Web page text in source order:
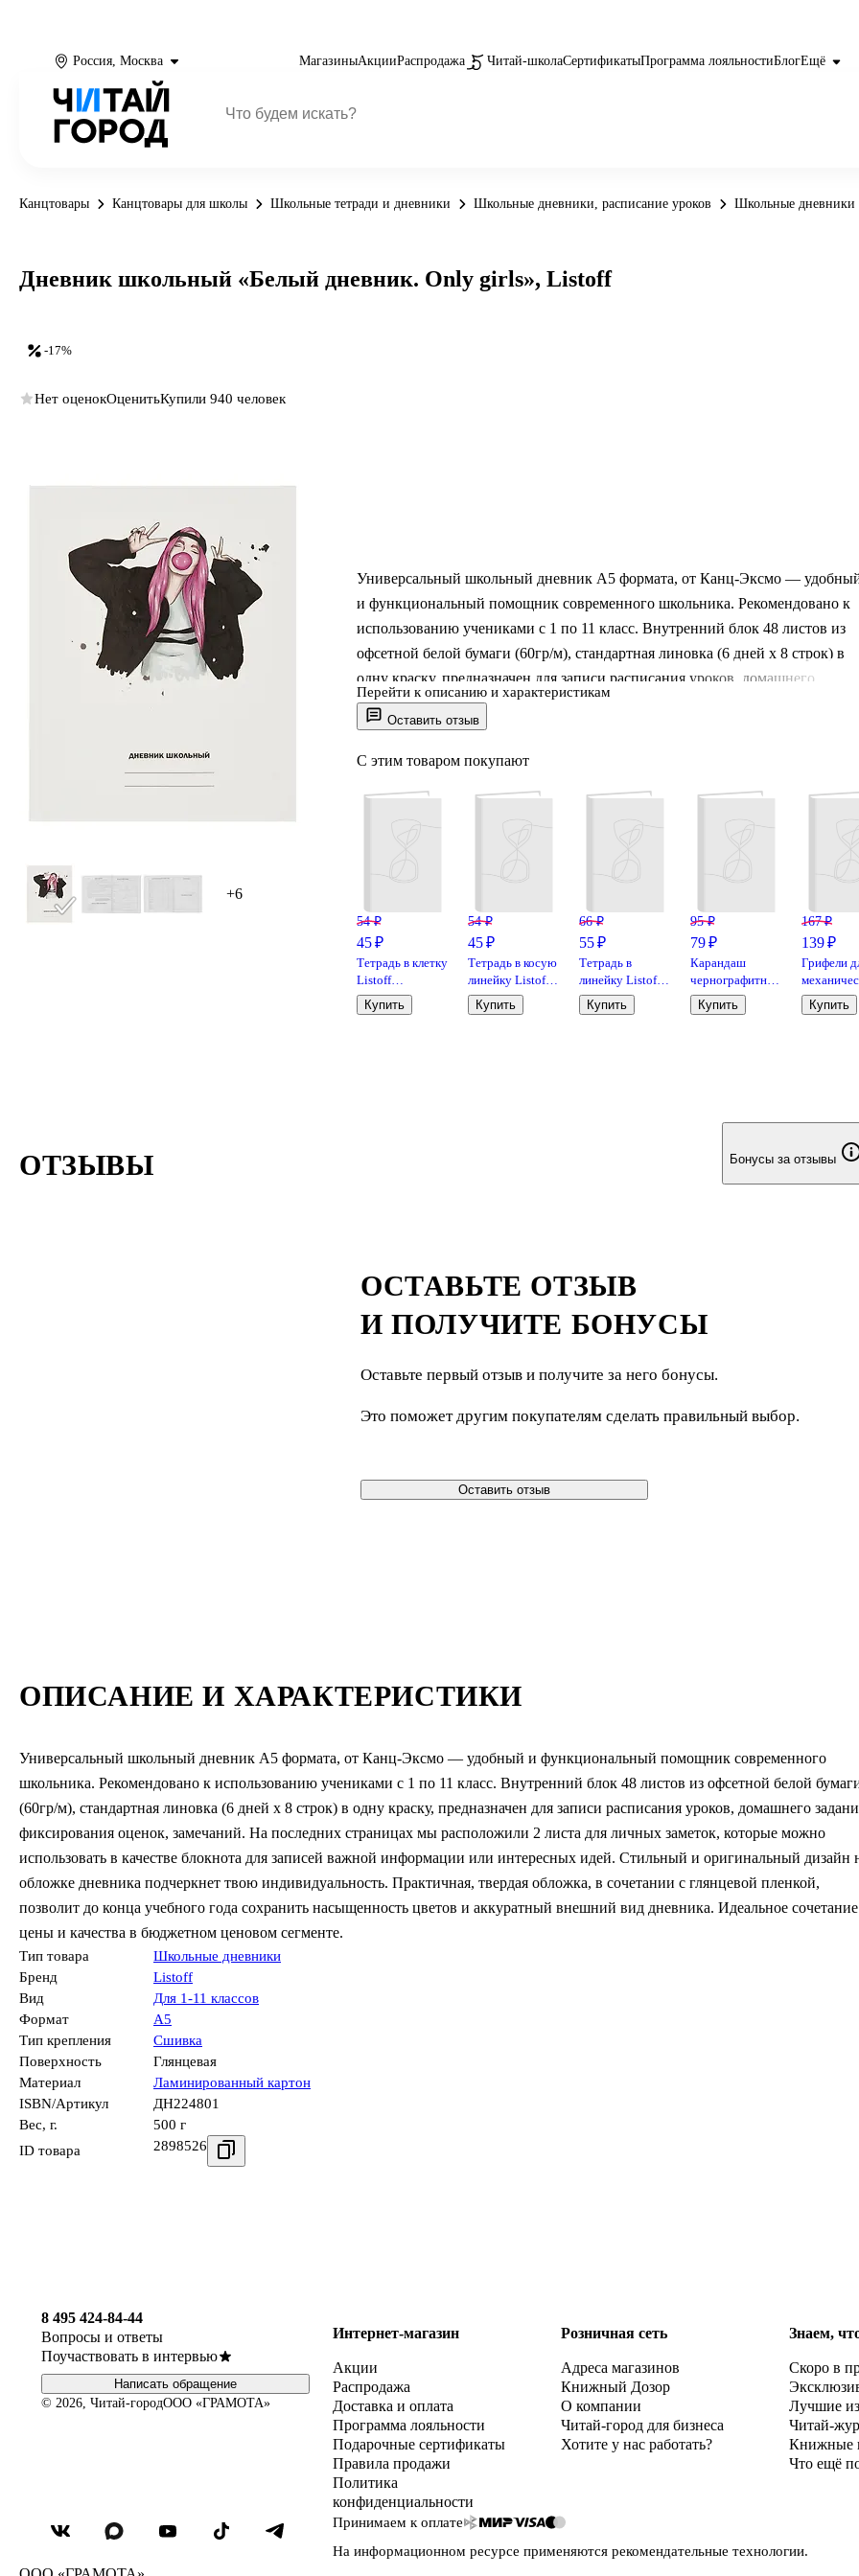
Россия, Москва МагазиныАкцииРаспродажа Читай-школаСертификатыПрограмма лояльностиБлогЕщё
Канцтовары Канцтовары для школы Школьные тетради и дневники Школьные дневники, расписание уроков Школьные дневники
+6
Оставить отзыв
Универсальный школьный дневник А5 формата, от Канц-Эксмо —
и функциональный помощник современного школьника. Рекомендовано к
использованию учениками с 1 по 11 класс. Внутренний блок 48 листов из
офсетной белой бумаги (60гр/м), стандартная линовка (6 дней х 8 строк) в
одну краску, предназначен для записи расписания уроков, домашнего
задания, фиксирования оценок, замечаний. На последних страницах мы
расположили 2 листа для личных заметок, которые можно использовать в
качестве блокнота для записей важной информации или интересных идей.
индивидуальность. Практичная, твердая обложка, в сочетании с глянцевой
Перейти к описанию и характеристикам
С этим товаром покупают
54 ₽
45 ₽
Тетрадь в клетку
Listoff
«Классическая
серия» в
Купить
54 ₽
45 ₽
Тетрадь в косую
линейку Listoff
«Классическая
серия» в
Купить
66 ₽
55 ₽
Тетрадь в
линейку Listoff
«Классическая
серия» в
Купить
95 ₽
79 ₽
Карандаш
чернографитный
с ластиком
«Rainbow», Yoi,
Купить
167 ₽
139 ₽
Грифели
i-Noor, 0,5
Купить
-17%
Дневник школьный «Белый дневник. Only girls», Listoff
Нет оценокОценитьКупили 940 человек
ОПИСАНИЕ И ХАРАКТЕРИСТИКИ
Универсальный школьный дневник А5 формата, от Канц-Эксмо — удобный и функциональный помощник современного
школьника. Рекомендовано к использованию учениками с 1 по 11 класс. Внутренний блок 48 листов из офсетной белой
(60гр/м), стандартная линовка (6 дней х 8 строк) в одну краску, предназначен для записи расписания уроков, домашнего
фиксирования оценок, замечаний. На последних страницах мы расположили 2 листа для личных заметок, которые можно
использовать в качестве блокнота для записей важной информации или интересных идей. Стильный и оригинальный дизайн
обложке дневника подчеркнет твою индивидуальность. Практичная, твердая обложка, в сочетании с глянцевой пленкой,
позволит до конца учебного года сохранить насыщенность цветов и аккуратный внешний вид дневника. Идеальное сочетание
цены и качества в бюджетном ценовом сегменте.
Тип товара
Школьные дневники
Бренд
Listoff
Вид
Для 1-11 классов
Формат
А5
Тип крепления
Сшивка
Поверхность
Глянцевая
Материал
Ламинированный картон
ISBN/Артикул
ДН224801
Вес, г.
500 г
ID товара
2898526
ОТЗЫВЫ Бонусы за отзывы
ОСТАВЬТЕ ОТЗЫВ
И ПОЛУЧИТЕ БОНУСЫ
Оставьте первый отзыв и получите за него бонусы.
Это поможет другим покупателям сделать правильный выбор.
Оставить отзыв
8 495 424-84-44
Вопросы и ответы
Поучаствовать в интервью
Написать обращение
© 2026, Читай-городООО «ГРАМОТА»
Интернет-магазин
Акции
Распродажа
Доставка и оплата
Программа лояльности
Подарочные сертификаты
Правила продажи
Политика
конфиденциальности
Розничная сеть
Адреса магазинов
Книжный Дозор
О компании
Читай-город для бизнеса
Хотите у нас работать?
Знаем,
Скоро в
Лучшие
Читай-
Книжные
Что ещё
Принимаем к оплате
На информационном ресурсе применяются рекомендательные технологии.